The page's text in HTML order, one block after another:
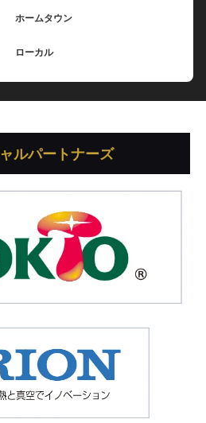
ホームタウン
ローカル
ルパートナーズ